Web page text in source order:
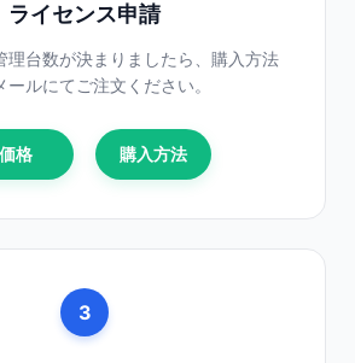
ライセンス申請
理台数が決まりましたら、 購入方法
ールにてご注文ください。
格 購入方法
3